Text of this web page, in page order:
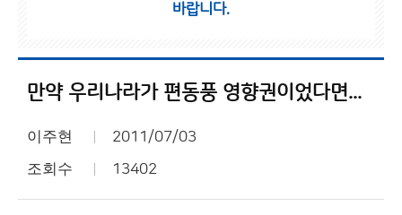
바랍니다.
만약 우리나라가 편동풍 영향권이었다면...
이주현 2011/07/03
조회수 13402